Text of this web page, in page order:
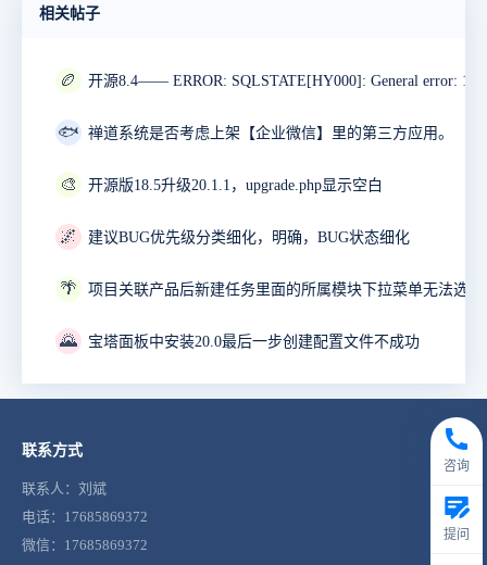
相关帖子
🏉
🐟 禅道系统是否考虑上架【企业微信】里的第三方应用。
🎨 开源版18.5升级20.1.1，upgrade.php显示空白
🌌 建议BUG优先级分类细化，明确，BUG状态细化
🌴 项目关联产品后新建任务里面的所属模块下拉菜单无法选择
🌄 宝塔面板中安装20.0最后一步创建配置文件不成功
联系方式
联系人：刘斌
电话：17685869372
微信：17685869372
咨询
提问